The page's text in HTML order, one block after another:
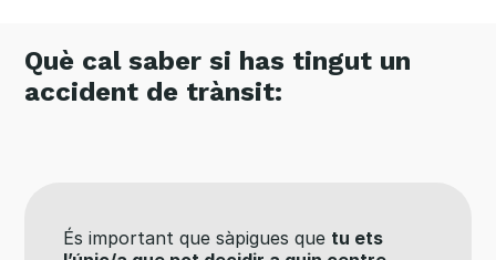
Què cal saber si has tingut un
accident de trànsit:
És important que sàpigues que tu ets